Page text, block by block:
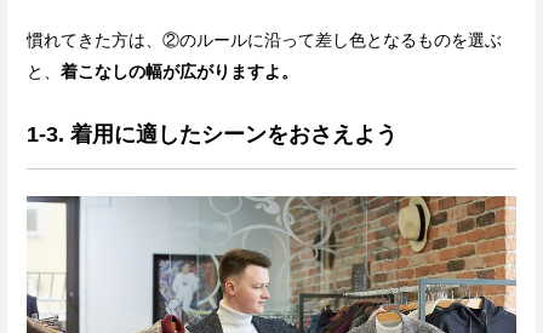
慣れてきた方は、②のルールに沿って差し色となるものを選ぶ
と、 着こなしの幅が広がりますよ。
1-3. 着用に適したシーンをおさえよう